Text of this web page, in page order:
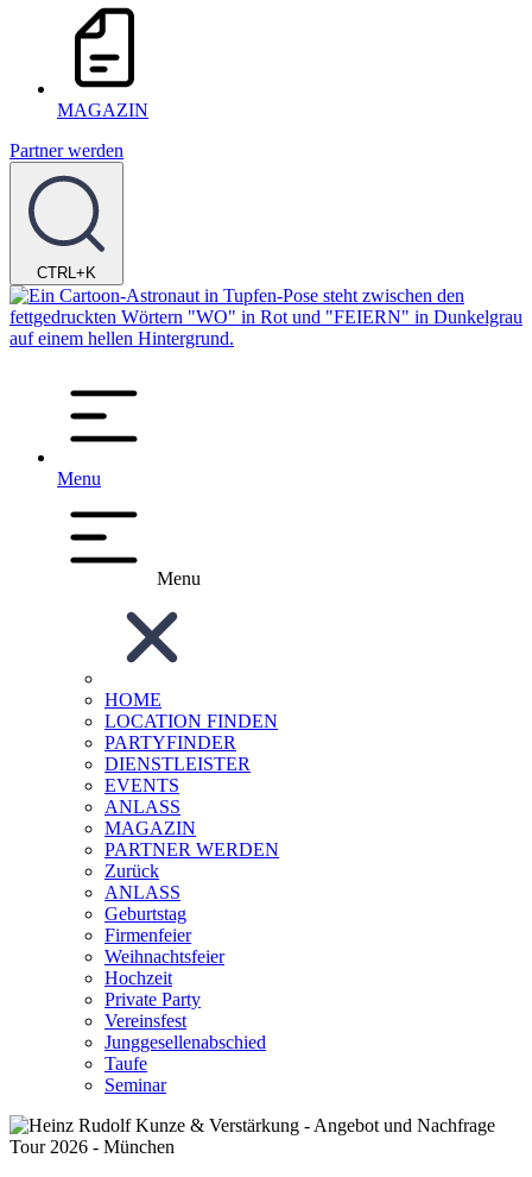
MAGAZIN
Partner werden
CTRL+K
Menu
Menu
HOME
LOCATION FINDEN
PARTYFINDER
DIENSTLEISTER
EVENTS
ANLASS
MAGAZIN
PARTNER WERDEN
Zurück
ANLASS
Geburtstag
Firmenfeier
Weihnachtsfeier
Hochzeit
Private Party
Vereinsfest
Junggesellenabschied
Taufe
Seminar